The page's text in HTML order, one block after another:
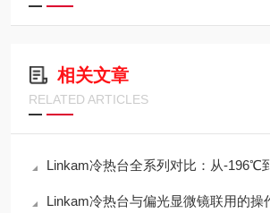
相关文章
RELATED ARTICLES
Linkam冷热台全系列对比：从-196℃
Linkam冷热台与偏光显微镜联用的操